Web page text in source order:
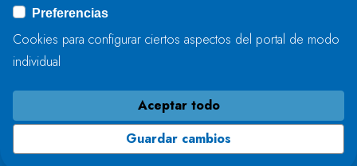
Preferencias
Cookies para configurar ciertos aspectos del portal de modo
individual
Aceptar todo
Guardar cambios